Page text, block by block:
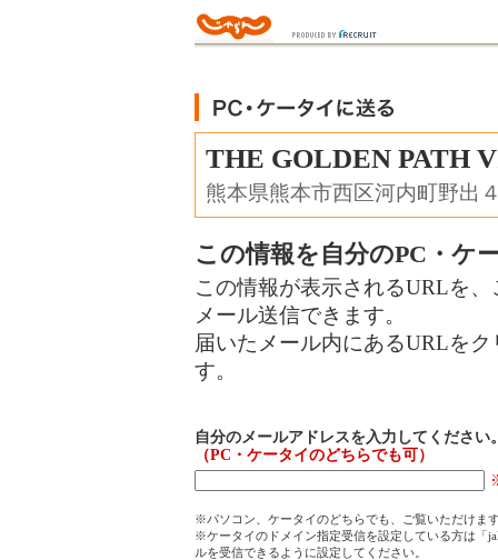
THE GOLDEN PATH
熊本県熊本市西区河内町野出
この情報を自分のPC・ケ
この情報が表示されるURLを
メール送信できます。
届いたメール内にあるURLを
す。
自分のメールアドレスを入力してください
（PC・ケータイのどちらでも可）
※パソコン、ケータイのどちらでも、ご覧いただけま
※ケータイのドメイン指定受信を設定している方は「
ルを受信できるように設定してください。